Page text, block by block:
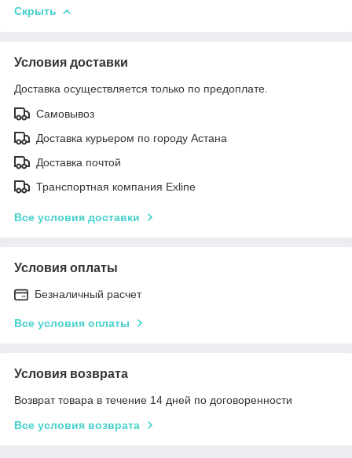
Скрыть
Условия доставки
Доставка осуществляется только по предоплате.
Самовывоз
Доставка курьером по городу Астана
Доставка почтой
Транспортная компания Exline
Все условия доставки
Условия оплаты
Безналичный расчет
Все условия оплаты
Условия возврата
Возврат товара в течение 14 дней по договоренности
Все условия возврата